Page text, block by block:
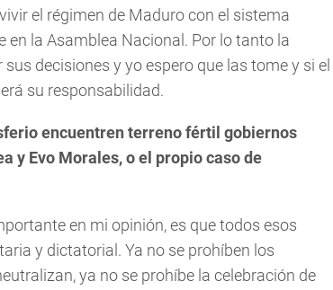
el régimen de Maduro con el sistema
en la Asamblea Nacional. Por lo tanto la
decisiones y yo espero que las tome y si el
su responsabilidad.
encuentren terreno fértil gobiernos
y Evo Morales, o el propio caso de
en mi opinión, es que todos esos
y dictatorial. Ya no se prohíben los
ya no se prohíbe la celebración de